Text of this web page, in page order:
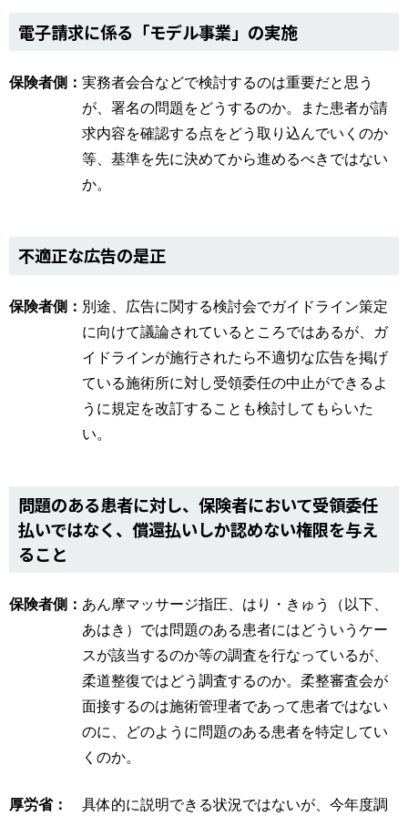
電子請求に係る「モデル事業」の実施
保険者側： 実務者会合などで検討するのは重要だと思う
が、署名の問題をどうするのか。また患者が請
求内容を確認する点をどう取り込んでいくのか
等、基準を先に決めてから進めるべきではない
か。
不適正な広告の是正
保険者側： 別途、広告に関する検討会でガイドライン策定
に向けて議論されているところではあるが、ガ
イドラインが施行されたら不適切な広告を掲げ
ている施術所に対し受領委任の中止ができるよ
うに規定を改訂することも検討してもらいた
い。
問題のある患者に対し、保険者において受領委任
払いではなく、償還払いしか認めない権限を与え
ること
保険者側： あん摩マッサージ指圧、はり・きゅう（以下、
あはき）では問題のある患者にはどういうケー
スが該当するのか等の調査を行なっているが、
柔道整復ではどう調査するのか。柔整審査会が
面接するのは施術管理者であって患者ではない
のに、どのように問題のある患者を特定してい
くのか。
厚労省： 具体的に説明できる状況ではないが、今年度調